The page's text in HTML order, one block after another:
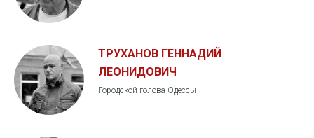
ТРУХАНОВ ГЕННАДИЙ
ЛЕОНИДОВИЧ
Городской голова Одессы